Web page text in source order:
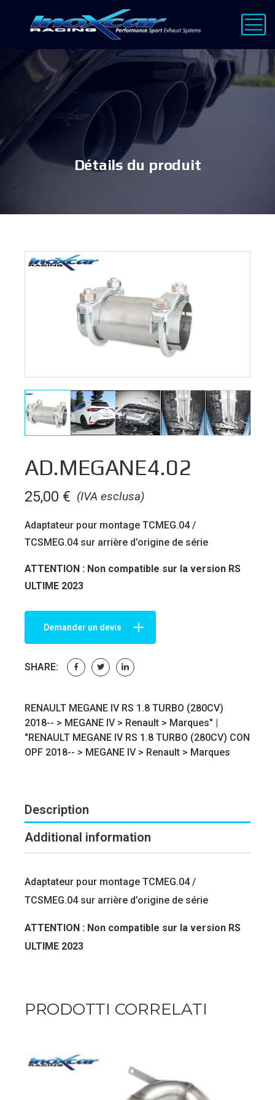
Détails du produit
AD.MEGANE4.02
(IVA esclusa)
25,00 €
Adaptateur pour montage TCMEG.04 /
TCSMEG.04 sur arrière d’origine de série
ATTENTION : Non compatible sur la version RS
ULTIME 2023
Demander un devis
SHARE:
RENAULT MEGANE IV RS 1.8 TURBO (280CV)
2018-- > MEGANE IV > Renault > Marques" |
"RENAULT MEGANE IV RS 1.8 TURBO (280CV) CON
OPF 2018-- > MEGANE IV > Renault > Marques
Description
Additional information
Adaptateur pour montage TCMEG.04 /
TCSMEG.04 sur arrière d’origine de série
ATTENTION : Non compatible sur la version RS
ULTIME 2023
PRODOTTI CORRELATI